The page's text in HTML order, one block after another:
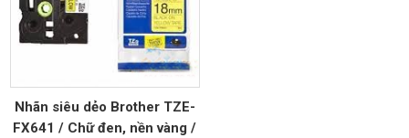
Nhãn siêu dẻo Brother TZE-
FX641 / Chữ đen, nền vàng /